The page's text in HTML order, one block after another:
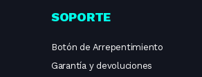
SOPORTE
Botón de Arrepentimiento
Garantía y devoluciones